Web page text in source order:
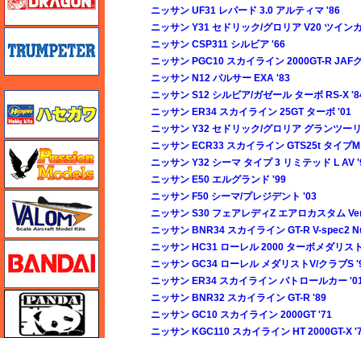
ニッサン UF31 レパード 3.0 アルティマ '86
ニッサン Y31 セドリック/グロリア V20 ツイン
ニッサン CSP311 シルビア '66
ニッサン PGC10 スカイライン 2000GT-R JAF
ニッサン N12 パルサー EXA '83
ニッサン S12 シルビア/ガゼール ターボ RS-X
ニッサン ER34 スカイライン 25GT ターボ '01
ニッサン Y32 セドリック/グロリア グランツー
ニッサン ECR33 スカイライン GTS25t タイプ
ニッサン Y32 シーマ タイプ 3 リミテッド L AV
ニッサン E50 エルグランド '99
ニッサン F50 シーマ/プレジデント '03
ニッサン S30 フェアレディZ エアロカスタム
ニッサン BNR34 スカイライン GT-R V-spec2
ニッサン HC31 ローレル 2000 ターボメダリス
ニッサン GC34 ローレル メダリストV/クラブS
ニッサン ER34 スカイライン パトロールカー
ニッサン BNR32 スカイライン GT-R '89
ニッサン GC10 スカイライン 2000GT '71
ニッサン KGC110 スカイライン HT 2000GT-X
トランペッター
バロムモデル
パンダホビー